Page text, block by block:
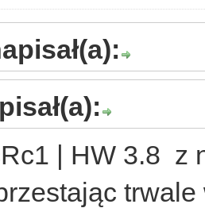
| HW 3.8 z